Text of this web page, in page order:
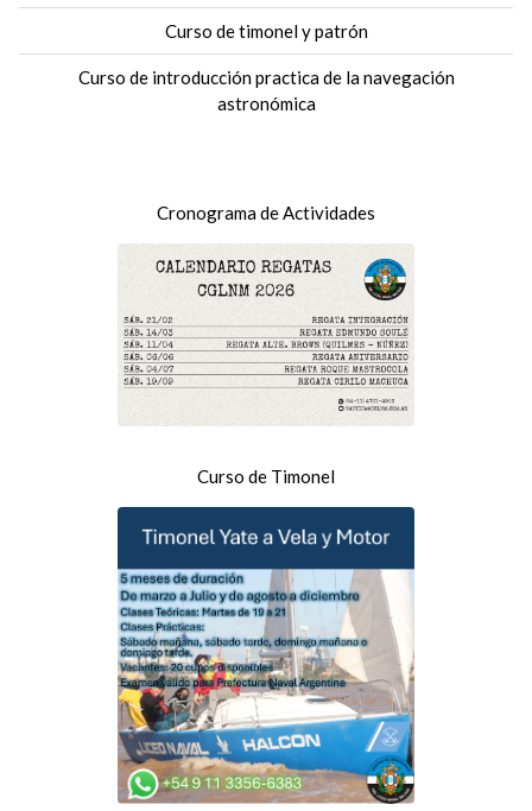
Curso de timonel y patrón
Curso de introducción practica de la navegación
astronómica
Cronograma de Actividades
Curso de Timonel